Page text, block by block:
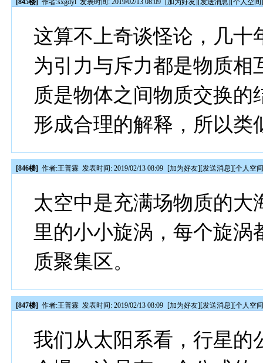
[845楼] 作者:sxgdyl 发表时间: 2019/02/13 08:09 [加为好友][发送消息][个人空间
这算不上奇谈怪论，几十
为引力与斥力都是物质相
质是物体之间物质交换
形成合理的解释，所以类
[846楼] 作者:王普霖 发表时间: 2019/02/13 08:09 [加为好友][发送消息][个人空
太空中是充满场物质的大
里的小小旋涡，每个旋
质聚集区。
[847楼] 作者:王普霖 发表时间: 2019/02/13 08:09 [加为好友][发送消息][个人空
我们从太阳系看，行星的